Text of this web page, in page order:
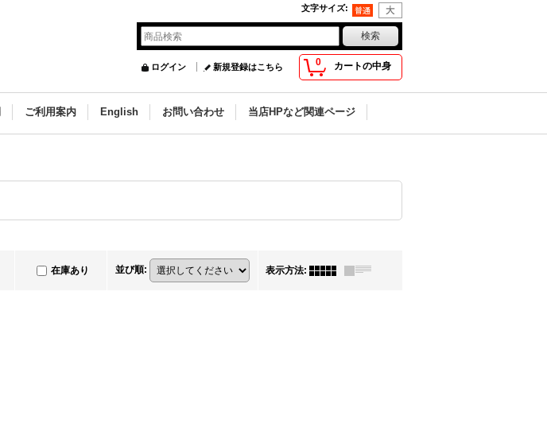
文字サイズ:
0 カートの中身
ログイン 新規登録はこちら
ご利用案内 English お問い合わせ 当店HPなど関連ページ
在庫あり 並び順: 表示方法: